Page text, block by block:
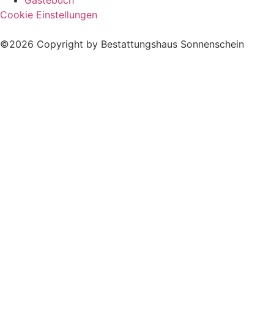
Cookie Einstellungen
©2026 Copyright by Bestattungshaus Sonnenschein